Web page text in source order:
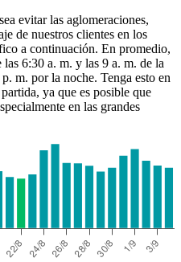
evitar las aglomeraciones,
de nuestros clientes en los
a continuación. En promedio,
6:30 a. m. y las 9 a. m. de la
m. por la noche. Tenga esto en
ya que es posible que
en las grandes